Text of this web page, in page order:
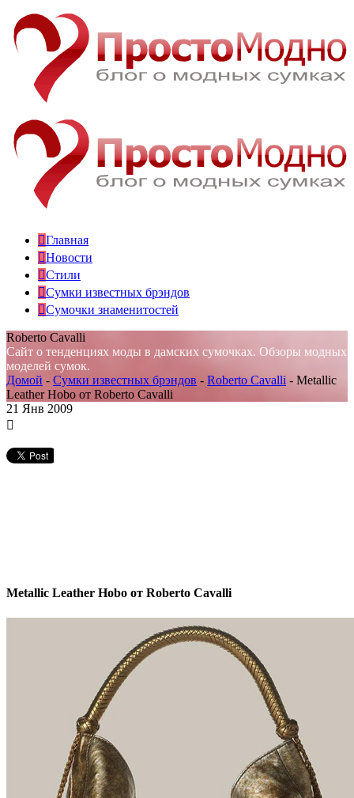
Главная
Новости
Стили
Сумки известных брэндов
Сумочки знаменитостей
Roberto Cavalli
Сайт о тенденциях моды в дамских сумочках. Обзоры модных
моделей сумок.
Домой - Сумки известных брэндов - Roberto Cavalli - Metallic
Leather Hobo от Roberto Cavalli
21 Янв 2009
Metallic Leather Hobo от Roberto Cavalli